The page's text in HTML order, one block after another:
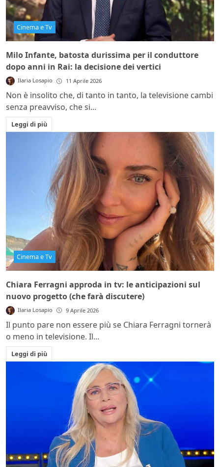
Cinema e Tv
Milo Infante, batosta durissima per il conduttore
dopo anni in Rai: la decisione dei vertici
Ilaria Losapio 11 Aprile 2026
Non è insolito che, di tanto in tanto, la televisione cambi
senza preavviso, che si...
Leggi di più
Cinema e Tv
Chiara Ferragni approda in tv: le anticipazioni sul
nuovo progetto (che farà discutere)
Ilaria Losapio 9 Aprile 2026
Il punto pare non essere più se Chiara Ferragni tornerà
o meno in televisione. Il...
Leggi di più